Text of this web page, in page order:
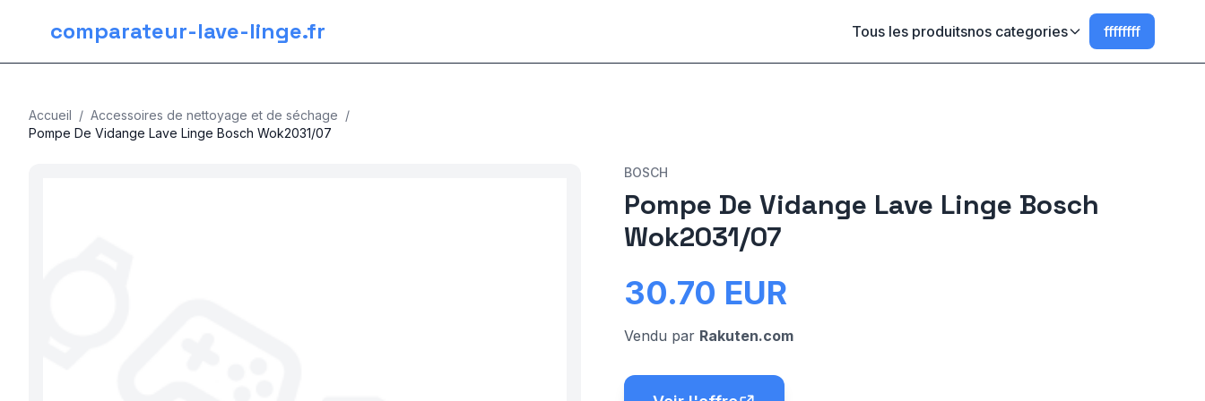
comparateur-lave-linge.fr Tous les produitsnos categories ffffffff
Accueil / Accessoires de nettoyage et de séchage /
Pompe De Vidange Lave Linge Bosch Wok2031/07
BOSCH
Pompe De Vidange Lave Linge Bosch
Wok2031/07
30.70 EUR
Vendu par Rakuten.com